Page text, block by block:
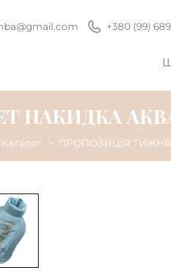
+380 (99)
НАКИДКА
Каталог ПРОПОЗИЦІЯ ТИЖНЯ